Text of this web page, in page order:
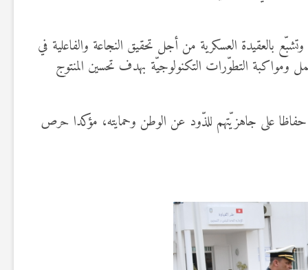
وتشبّع بالعقيدة العسكرية من أجل تحقيق النجاعة والفاعلية في
ومواكبة التطوّرات التكنولوجيّة بهدف تحسين المنتوج
حفاظا على جاهزيّتهم للذّود عن الوطن وحمايته، مؤكدا حرص